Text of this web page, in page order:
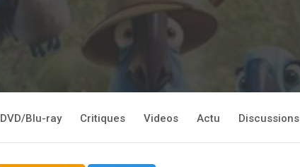
DVD/Blu-ray Critiques Videos Actu Discussions